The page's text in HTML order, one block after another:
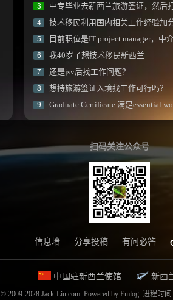
3 中专毕业去新西兰旅游签证，然后打工赚钱转学生签留学可
4 技术移民利用国内相关工作经验加分问
5 目前职位是IT project manager，中介推荐读商科，可
6 我40岁了想技术移民新西兰
7 还是jsv后找工作问题？
8 想持旅游签证入境找工作可行吗？
9 Graduate Certificate 满足essential work visa 中学历
扫码关注公众号
信息墙 分享投稿 有问必答
中国驻新西兰使馆 新西
© 2009-2028 Jack-Liu.com. Powered by Emlog 进程时间